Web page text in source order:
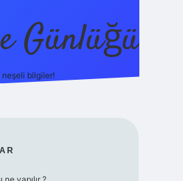
Günlüğü
neşeli bilgiler!